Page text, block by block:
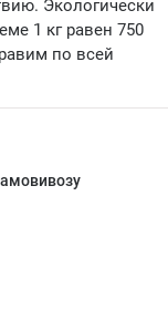
Экологически
1 кг равен 750
по всей